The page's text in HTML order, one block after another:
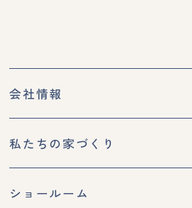
会社情報
私たちの家づくり
ショールーム